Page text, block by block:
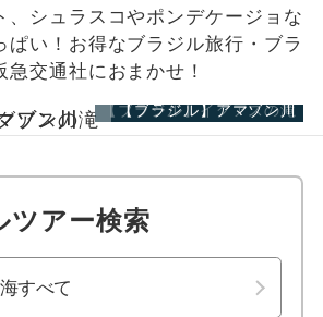
、シュラスコやポンデケージョな
ぱい！お得なブラジル旅行・ブラ
急交通社におまかせ！
【ブラジル】アマゾン川
【ブラジル】イグアスの滝
【ブラジル】アマゾン川
ツアー検索
静岡
ネイロ
ャ
木
ション